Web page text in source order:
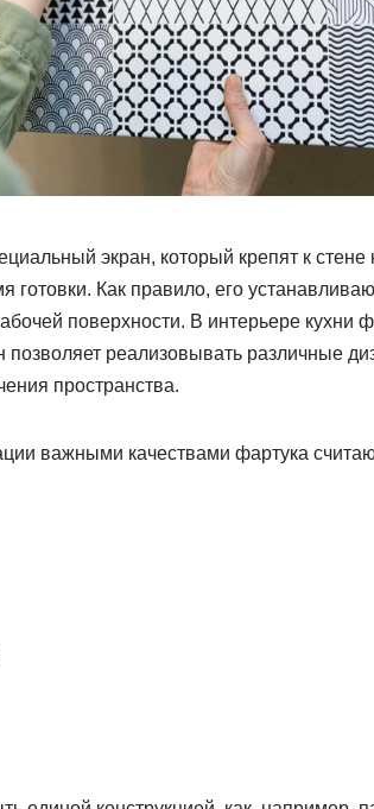
экран, который крепят к
готовки. Как правило, его
поверхности. В интерьере кухни
реализовывать различные
пространства.
важными качествами фартука